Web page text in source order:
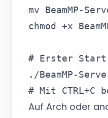
mv BeamMP-
chmod +x
# Erster Start
./BeamMP-
Auf Arch oder